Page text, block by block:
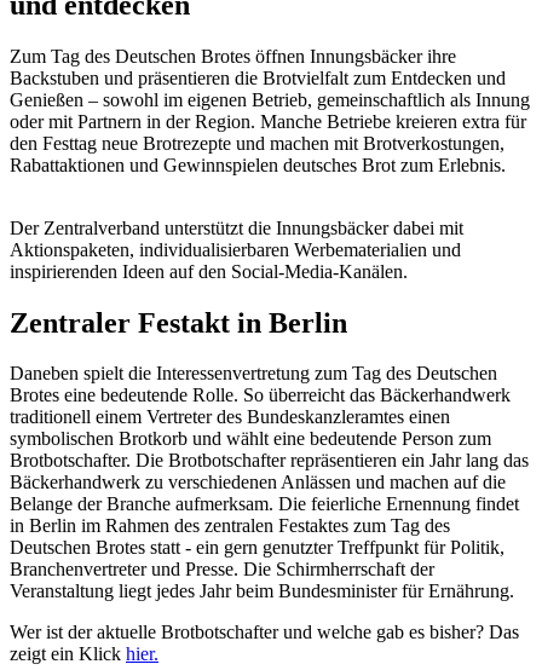
Zum Tag des Deutschen Brotes öffnen Innungsbäcker ihre
Backstuben und präsentieren die Brotvielfalt zum Entdecken und
Genießen – sowohl im eigenen Betrieb, gemeinschaftlich als Innung
oder mit Partnern in der Region. Manche Betriebe kreieren extra für
den Festtag neue Brotrezepte und machen mit Brotverkostungen,
Rabattaktionen und Gewinnspielen deutsches Brot zum Erlebnis.
Der Zentralverband unterstützt die Innungsbäcker dabei mit
Aktionspaketen, individualisierbaren Werbematerialien und
inspirierenden Ideen auf den Social-Media-Kanälen.
Zentraler Festakt in Berlin
Daneben spielt die Interessenvertretung zum Tag des Deutschen
Brotes eine bedeutende Rolle. So überreicht das Bäckerhandwerk
traditionell einem Vertreter des Bundeskanzleramtes einen
symbolischen Brotkorb und wählt eine bedeutende Person zum
Brotbotschafter. Die Brotbotschafter repräsentieren ein Jahr lang das
Bäckerhandwerk zu verschiedenen Anlässen und machen auf die
Belange der Branche aufmerksam. Die feierliche Ernennung findet
in Berlin im Rahmen des zentralen Festaktes zum Tag des
Deutschen Brotes statt - ein gern genutzter Treffpunkt für Politik,
Branchenvertreter und Presse. Die Schirmherrschaft der
Veranstaltung liegt jedes Jahr beim Bundesminister für Ernährung.
Wer ist der aktuelle Brotbotschafter und welche gab es bisher? Das
zeigt ein Klick hier.